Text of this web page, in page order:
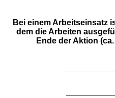
Bei einemArbeitseinsatz
dem die Arbeiten
Ende der Aktion